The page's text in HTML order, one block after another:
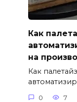
Как
на
Как
0 7